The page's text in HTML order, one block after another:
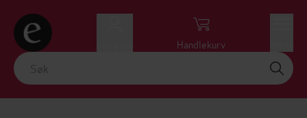
Handlekurv